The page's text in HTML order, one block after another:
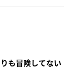
も冒険してない